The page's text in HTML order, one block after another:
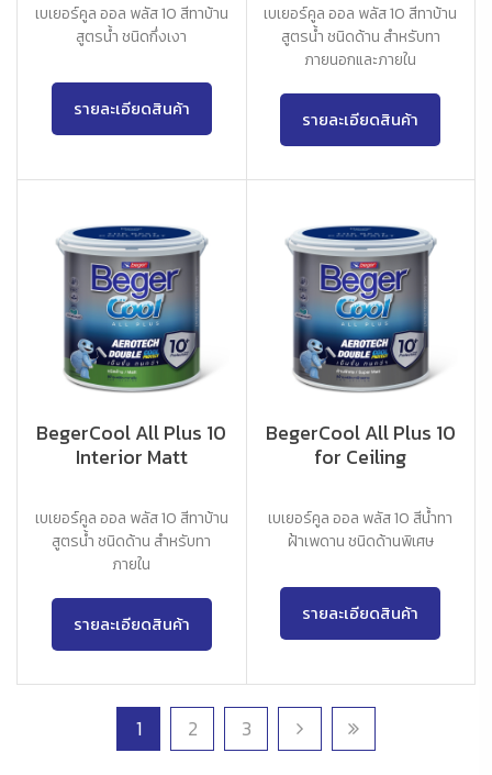
เบเยอร์คูล ออล พลัส 10 สีทาบ้าน
สูตรน้ำ ชนิดกึ่งเงา
รายละเอียดสินค้า
เบเยอร์คูล ออล พลัส 10 สีทาบ้าน
สูตรน้ำ ชนิดด้าน สำหรับทา
ภายนอกและภายใน
รายละเอียดสินค้า
BegerCool All Plus 10
Interior Matt
เบเยอร์คูล ออล พลัส 10 สีทาบ้าน
สูตรน้ำ ชนิดด้าน สำหรับทา
ภายใน
รายละเอียดสินค้า
BegerCool All Plus 10
for Ceiling
เบเยอร์คูล ออล พลัส 10 สีน้ำทา
ฝ้าเพดาน ชนิดด้านพิเศษ
รายละเอียดสินค้า
1 2 3